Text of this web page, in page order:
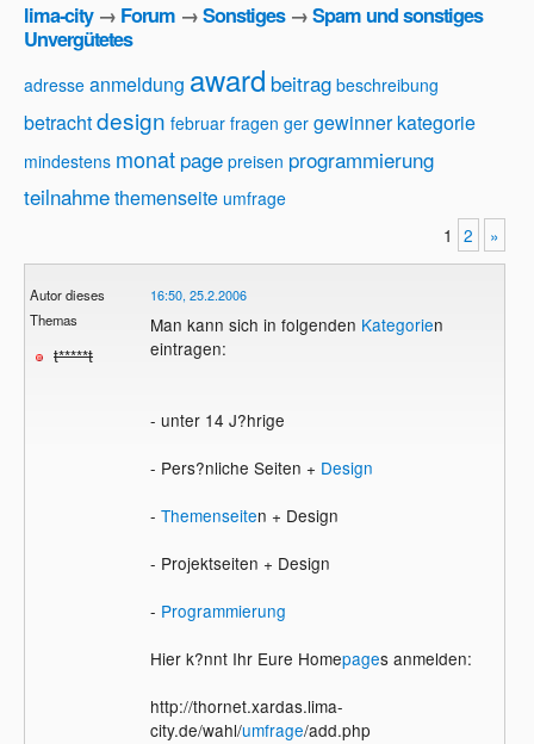
lima-city→ Forum →Sonstiges→Spam und sonstiges
Unvergütetes
adresse anmeldung award beitrag beschreibung
betrachtdesign februar fragen ger gewinner kategorie
mindestens monat page preisen programmierung
teilnahmethemenseite umfrage
1 2 »
Autor dieses
Themas
t*****t
16:50, 25.2.2006
Man kann sich in folgenden Kategorien
eintragen:
- unter 14 J?hrige
- Pers?nliche Seiten + Design
- Themenseiten + Design
- Projektseiten + Design
- Programmierung
Hier k?nnt Ihr Eure Homepages anmelden:
http://thornet.xardas.lima-
city.de/wahl/umfrage/add.php